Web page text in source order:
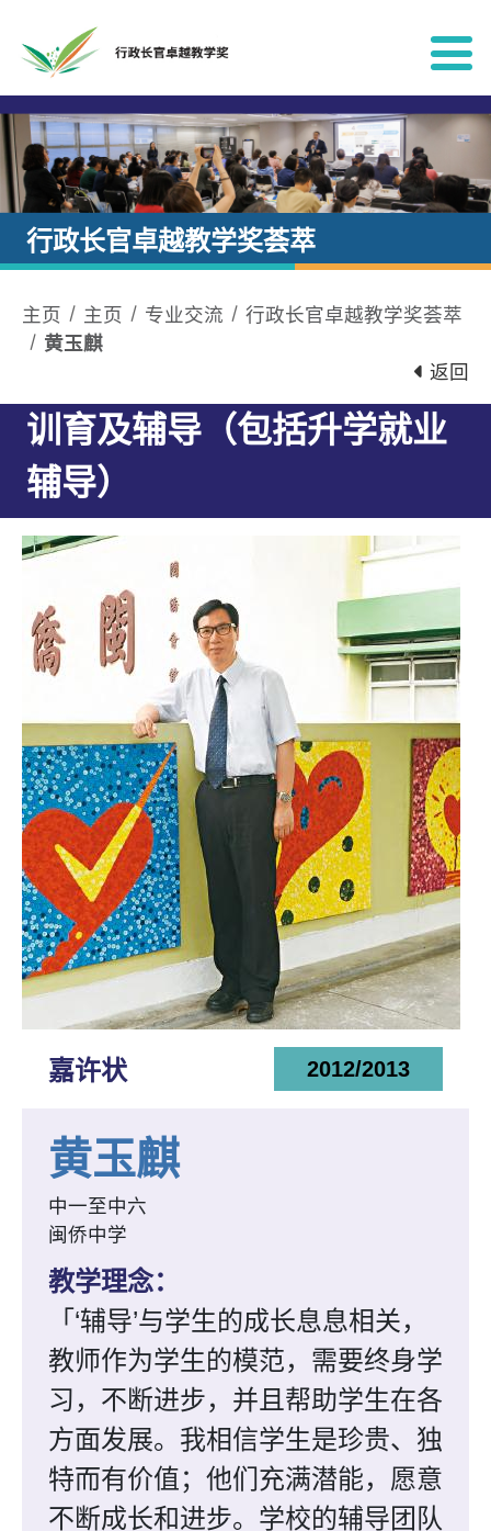
行政长官卓越教学奖荟萃
主页 主页 专业交流
行政长官卓越教学奖荟萃
黄玉麒
返回
训育及辅导（包括升学就业
辅导）
嘉许状 2012/2013
黄玉麒
中一至中六
闽侨中学
教学理念：
「‘辅导’与学生的成长息息相关，
教师作为学生的模范，需要终身学
习，不断进步，并且帮助学生在各
方面发展。我相信学生是珍贵、独
特而有价值；他们充满潜能，愿意
不断成长和进步。学校的辅导团队